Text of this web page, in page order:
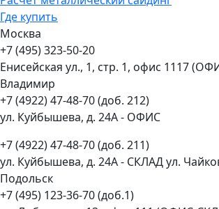
Где купить
Москва
+7 (495) 323-50-20
Енисейская ул., 1, стр. 1, офис 1117
Владимир
+7 (4922) 47-48-70 (доб. 212)
ул. Куйбышева, д. 24А - ОФИС
+7 (4922) 47-48-70 (доб. 211)
ул. Куйбышева, д. 24А - СКЛАД ул.
Подольск
+7 (495) 123-36-70 (доб.1)